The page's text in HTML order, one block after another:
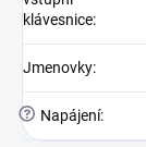
klávesnice:
Jmenovky:
? Napájení: